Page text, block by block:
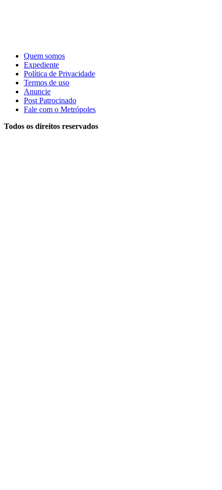
Quem somos
Expediente
Política de Privacidade
Termos de uso
Anuncie
Post Patrocinado
Fale com o Metrópoles
Todos os direitos reservados